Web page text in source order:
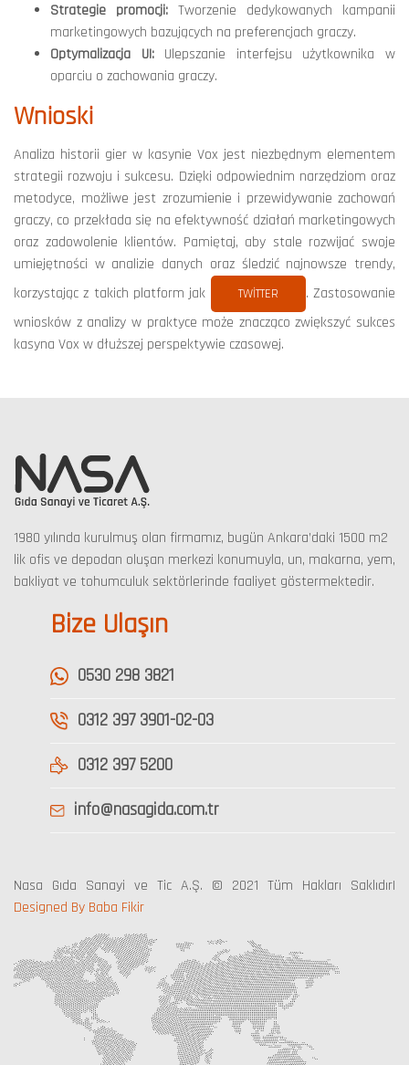
Strategie promocji: Tworzenie dedykowanych kampanii
marketingowych bazujących na preferencjach graczy.
Optymalizacja UI:Ulepszanie interfejsu użytkownika w
oparciu o zachowania graczy.
Wnioski
Analiza historii gier w kasynie Vox jest niezbędnym elementem
strategii rozwoju i sukcesu. Dzięki odpowiednim narzędziom oraz
metodyce, możliwe jest zrozumienie i przewidywanie zachowań
graczy, co przekłada się na efektywność działań marketingowych
oraz zadowolenie klientów. Pamiętaj, aby stale rozwijać swoje
umiejętności w analizie danych oraz śledzić najnowsze trendy,
korzystając z takich platform jak
TWITTER
. Zastosowanie
wniosków z analizy w praktyce może znacząco zwiększyć sukces
kasyna Vox w dłuższej perspektywie czasowej.
1980 yılında kurulmuş olan firmamız, bugün Ankara’daki 1500 m2
lik ofis ve depodan oluşan merkezi konumuyla, un, makarna, yem,
bakliyat ve tohumculuk sektörlerinde faaliyet göstermektedir.
Bize Ulaşın
0530 298 3821
0312 397 3901-02-03
0312 397 5200
info@nasagida.com.tr
Nasa Gıda Sanayi ve Tic A.Ş. © 2021 Tüm Hakları Saklıdır|
Designed By Baba Fikir